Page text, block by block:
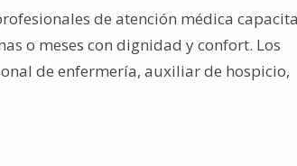
de atención médica
o meses con dignidad y confort. Los
de enfermería, auxiliar de hospicio,